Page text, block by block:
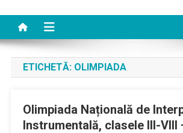
ETICHETĂ: OLIMPIADA
Olimpiada Națională de
Instrumentală, clasele III-VIII